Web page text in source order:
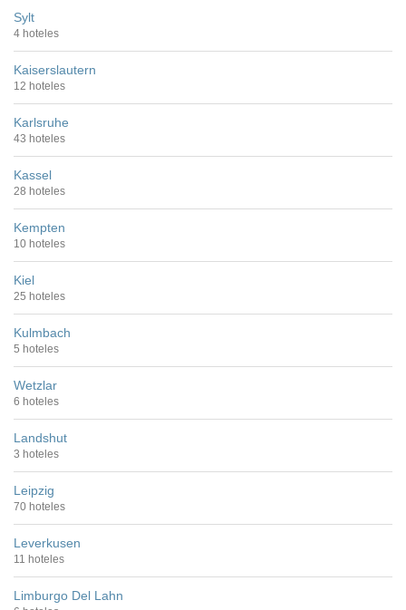
Sylt
4 hoteles
Kaiserslautern
12 hoteles
Karlsruhe
43 hoteles
Kassel
28 hoteles
Kempten
10 hoteles
Kiel
25 hoteles
Kulmbach
5 hoteles
Wetzlar
6 hoteles
Landshut
3 hoteles
Leipzig
70 hoteles
Leverkusen
11 hoteles
Limburgo Del Lahn